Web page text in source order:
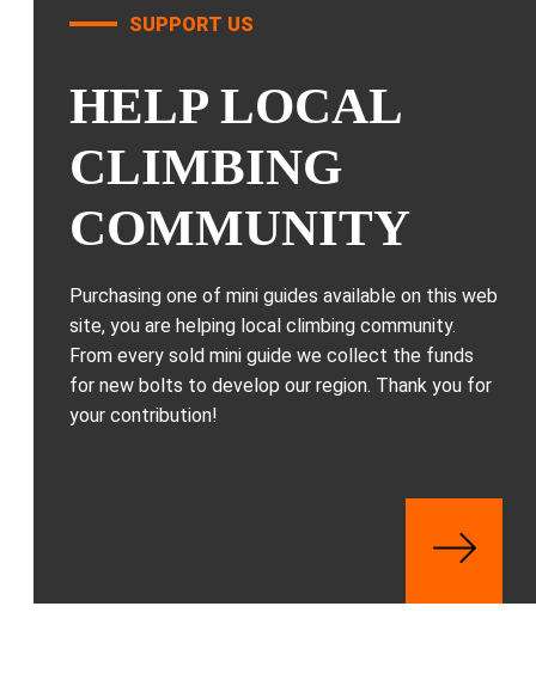
SUPPORT US
HELP LOCAL
CLIMBING
COMMUNITY
Purchasing one of mini guides available on this web
site, you are helping local climbing community.
From every sold mini guide we collect the funds
for new bolts to develop our region. Thank you for
your contribution!